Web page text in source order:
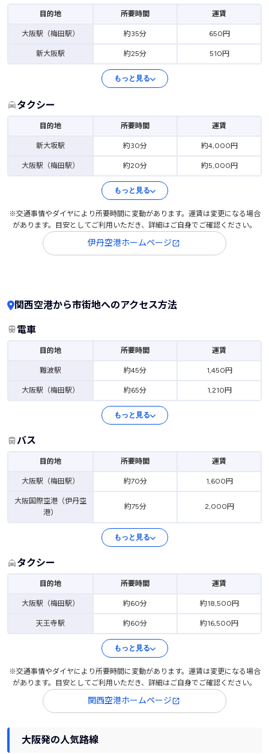
目的地 所要時間 運賃
大阪駅（梅田駅） 約35分 650円
新大阪駅 約25分 510円
もっと見る
タクシー
目的地 所要時間 運賃
新大坂駅 約30分 約4,000円
大阪駅（梅田駅） 約20分 約5,000円
もっと見る
※交通事情やダイヤにより所要時間に変動があります。運賃は変更になる場合
があります。目安としてご利用いただき、詳細はご自身でご確認ください。
伊丹空港ホームページ
関西空港から市街地へのアクセス方法
電車
目的地 所要時間 運賃
難波駅 約45分 1,450円
大阪駅（梅田駅） 約65分 1,210円
もっと見る
バス
目的地 所要時間 運賃
大阪駅（梅田駅） 約70分 1,600円
大阪国際空港（伊丹空
港）
約75分 2,000円
もっと見る
タクシー
目的地 所要時間 運賃
大阪駅（梅田駅） 約60分 約18,500円
天王寺駅 約60分 約16,500円
もっと見る
※交通事情やダイヤにより所要時間に変動があります。運賃は変更になる場合
があります。目安としてご利用いただき、詳細はご自身でご確認ください。
関西空港ホームページ
大阪発の人気路線